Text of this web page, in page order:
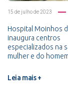
15 de julho de 2023
Hospital Moinhos
inaugura centros
especializados na
mulher e do
Leia mais +